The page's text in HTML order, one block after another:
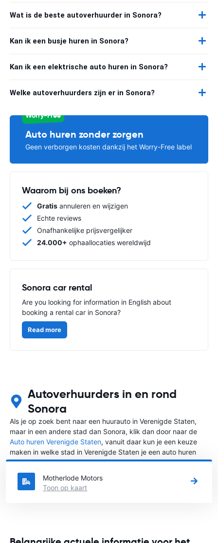
Wat is de beste autoverhuurder in Sonora?
Kan ik een busje huren in Sonora?
Kan ik een elektrische auto huren in Sonora?
Welke autoverhuurders zijn er in Sonora?
Worry-Free
Auto huren zonder zorgen
Geen verborgen kosten dankzij het Worry-Free label
Waarom bij ons boeken?
Gratis annuleren en wijzigen
Echte reviews
Onafhankelijke prijsvergelijker
24.000+ ophaallocaties wereldwijd
Sonora car rental
Are you looking for information in English about
booking a rental car in Sonora?
Read more
Autoverhuurders in en rond
Sonora
Als je op zoek bent naar een huurauto in Verenigde Staten,
maar in een andere stad dan Sonora, klik dan door naar de
Auto huren Verenigde Staten, vanuit daar kun je een keuze
maken in welke stad in Verenigde Staten je een auto huren
wilt.
Motherlode Motors
Toon op kaart